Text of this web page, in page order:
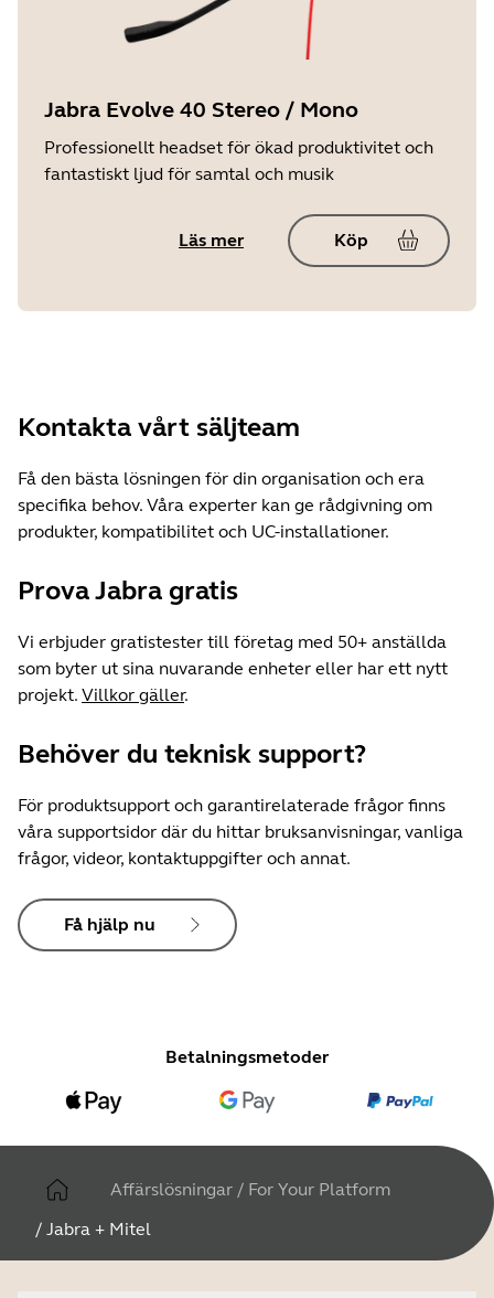
Jabra Evolve 40 Stereo / Mono
Professionellt headset för ökad produktivitet och
fantastiskt ljud för samtal och musik
Läs mer Köp
Kontakta vårt säljteam
Få den bästa lösningen för din organisation och era
specifika behov. Våra experter kan ge rådgivning om
produkter, kompatibilitet och UC-installationer.
Prova Jabra gratis
Vi erbjuder gratistester till företag med 50+ anställda
som byter ut sina nuvarande enheter eller har ett nytt
projekt. Villkor gäller.
Behöver du teknisk support?
För produktsupport och garantirelaterade frågor finns
våra supportsidor där du hittar bruksanvisningar, vanliga
frågor, videor, kontaktuppgifter och annat.
Få hjälp nu
Betalningsmetoder
Affärslösningar / For Your Platform
/ Jabra + Mitel